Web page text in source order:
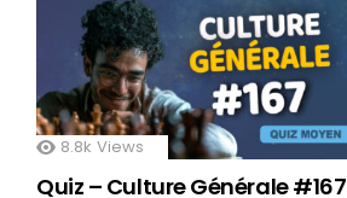
8.8k Views
Quiz – Culture Générale #167